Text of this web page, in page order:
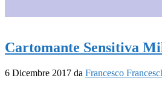
Cartomante Sensitiva
6 Dicembre 2017 da Francesco